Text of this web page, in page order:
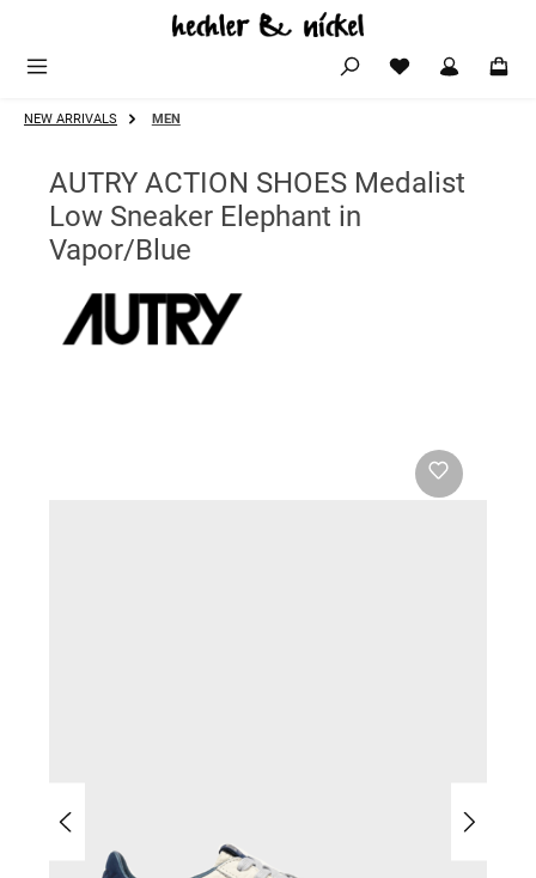
Zum Hauptinhalt springen
NEW ARRIVALS MEN
AUTRY ACTION SHOES Medalist
Low Sneaker Elephant in
Vapor/Blue